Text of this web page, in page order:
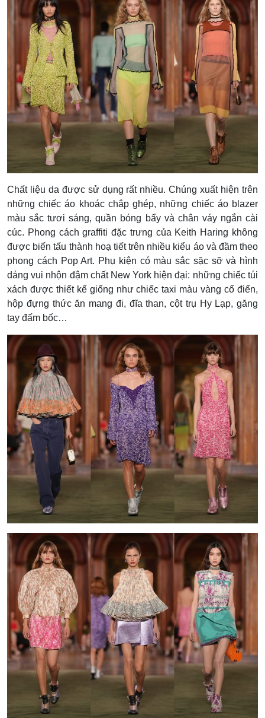
Chất liệu da được sử dụng rất nhiều. Chúng xuất hiện trên
những chiếc áo khoác chắp ghép, những chiếc áo blazer
màu sắc tươi sáng, quần bóng bẩy và chân váy ngắn cài
cúc. Phong cách graffiti đặc trưng của Keith Haring không
được biến tấu thành hoạ tiết trên nhiều kiểu áo và đầm theo
phong cách Pop Art. Phụ kiện có màu sắc sặc sỡ và hình
dáng vui nhộn đậm chất New York hiện đại: những chiếc túi
xách được thiết kế giống như chiếc taxi màu vàng cổ điển,
hộp đựng thức ăn mang đi, đĩa than, cột trụ Hy Lạp, găng
tay đấm bốc…